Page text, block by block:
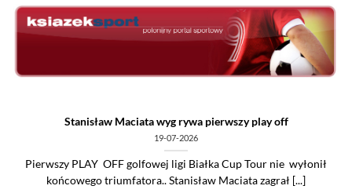
Skip
Stanisław Maciata wyg rywa pierwszy play off
19-07-2026
Pierwszy PLAY OFF golfowej ligi Białka Cup Tour nie wyłonił
końcowego triumfatora.. Stanisław Maciata zagrał [...]